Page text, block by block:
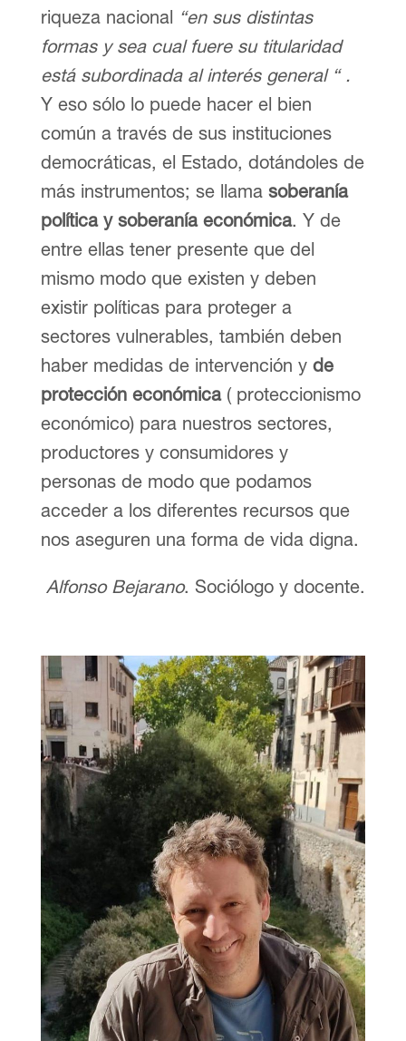
riqueza nacional “en sus distintas
formas y sea cual fuere su titularidad
está subordinada al interés general “ .
Y eso sólo lo puede hacer el bien
común a través de sus instituciones
democráticas, el Estado, dotándoles de
más instrumentos; se llama soberanía
política y soberanía económica. Y de
entre ellas tener presente que del
mismo modo que existen y deben
existir políticas para proteger a
sectores vulnerables, también deben
haber medidas de intervención y de
protección económica( proteccionismo
económico) para nuestros sectores,
productores y consumidores y
personas de modo que podamos
acceder a los diferentes recursos que
nos aseguren una forma de vida digna.
Alfonso Bejarano. Sociólogo y docente.